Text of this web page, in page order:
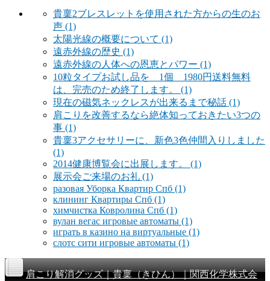
貴稟2ブレスレットを使用された方からの生のお
声 (1)
太陽光線の概要について (1)
遠赤外線の歴史 (1)
遠赤外線の人体への恩恵とパワー (1)
10粒タイプお試し品を 1個 1980円送料無料
は、完売のため終了します。 (1)
現在の磁気ネックレスが出来るまで秘話 (1)
肩こりを改善するなら絶体知っておきたい3つの
事 (1)
貴稟3アクセサリーに、新色3色仲間入りしました
(1)
2014健康博覧会に出展します。 (1)
展示会ご来場のお礼 (1)
разовая Уборка Квартир Спб (1)
клининг Квартиры Спб (1)
химчистка Ковролина Спб (1)
вулан вегас игровые автоматы (1)
играть в казино на виртуальные (1)
слотс сити игровые автоматы (1)
肩こり解消グッズ｜貴稟（きひん）｜関西化学株式会